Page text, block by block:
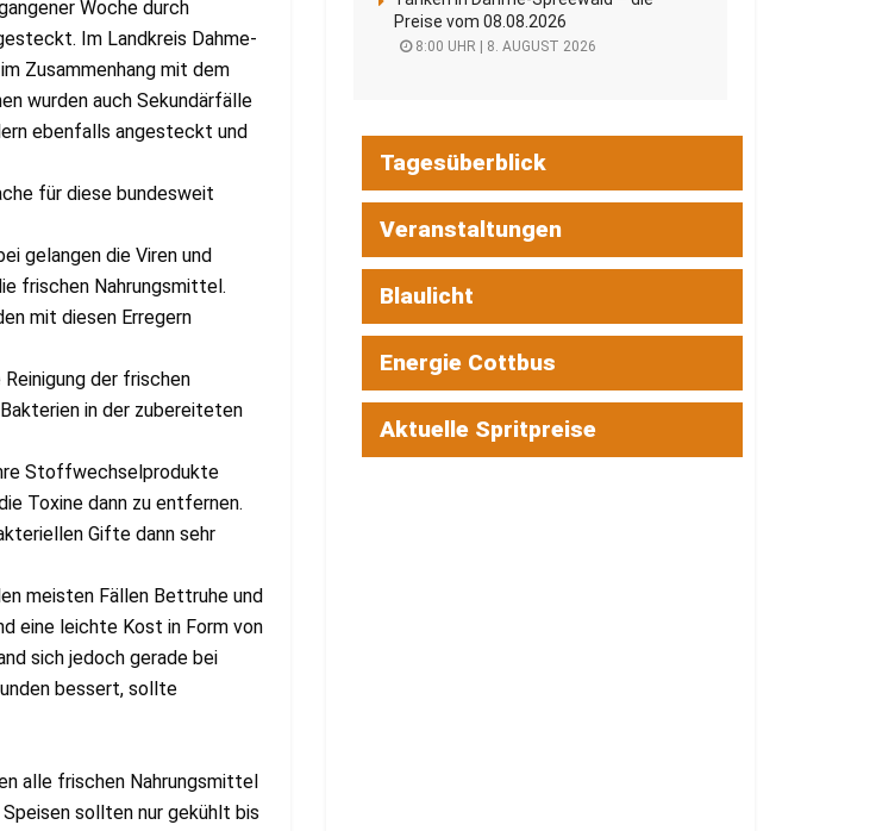
Woche durch
Im Landkreis Dahme-
Zusammenhang mit dem
wurden auch Sekundärfälle
ebenfalls angesteckt und
für diese bundesweit
gelangen die Viren und
frischen Nahrungsmittel.
mit diesen Erregern
der frischen
in der zubereiteten
Stoffwechselprodukte
Toxine dann zu entfernen.
Gifte dann sehr
meisten Fällen Bettruhe und
eine leichte Kost in Form von
sich jedoch gerade bei
bessert, sollte
alle frischen Nahrungsmittel
sollten nur gekühlt bis
Preise vom 08.08.2026
8:00 UHR | 8. AUGUST 2026
Tagesüberblick
Veranstaltungen
Blaulicht
Energie Cottbus
Aktuelle Spritpreise